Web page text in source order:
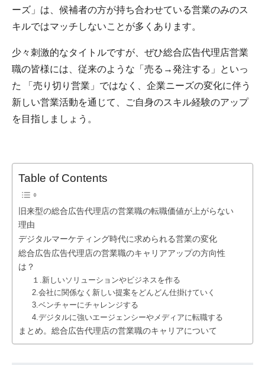
ーズ」は、候補者の方が持ち合わせている営業のみのス
キルではマッチしないことが多くあります。
少々刺激的なタイトルですが、ぜひ総合広告代理店営業
職の皆様には、従来のような「売る→発注する」といっ
た 「売り切り営業」ではなく、企業ニーズの変化に伴う
新しい営業活動を通じて、ご自身のスキル経験のアップ
を目指しましょう。
Table of Contents
旧来型の総合広告代理店の営業職の転職価値が上がらない
理由
デジタルマーケティング時代に求められる営業の変化
総合広告広告代理店の営業職のキャリアアップの方向性
は？
１.新しいソリューションやビジネスを作る
2.会社に関係なく新しい提案をどんどん仕掛けていく
3.ベンチャーにチャレンジする
4.デジタルに強いエージェンシーやメディアに転職する
まとめ。総合広告代理店の営業職のキャリアについて